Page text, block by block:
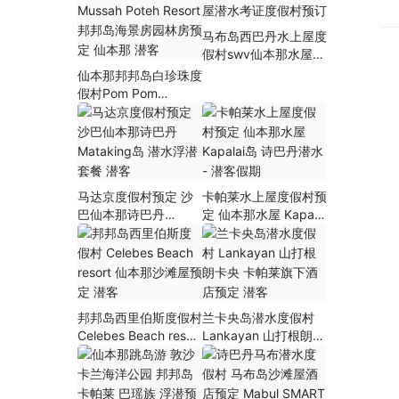
仙本那邦邦岛白珍珠度
假村Pom Pom
Mussah Poteh Resort
邦邦岛海景房园林房预
定 仙本那 潜客
马布岛西巴丹水上屋度
假村swv仙本那水屋潜
马达京度假村预定 沙
巴仙本那诗巴丹
Mataking岛 潜水浮潜
套餐 潜客
卡帕莱水上屋度假村预
定 仙本那水屋 Kapalai
岛 诗巴丹潜水 – 潜客
假期
邦邦岛西里伯斯度假村
Celebes Beach resort
仙本那沙滩屋预定 潜
客
兰卡央岛潜水度假村
Lankayan 山打根朗卡
央 卡帕莱旗下酒店预
定 潜客